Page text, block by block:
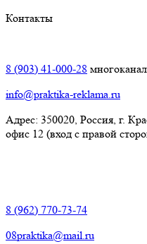
Контакты
8 (903) 41-000-28
info@praktika-reklama.ru
Адрес: 350020, Россия, г.
офис 12 (вход с правой
8 (962) 770-73-74
08praktika@mail.ru